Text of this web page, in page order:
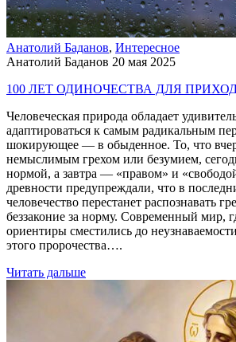
Анатолий Баданов, Интересное
Анатолий Баданов 20 мая 2025
100 ЛЕТ ОДИНОЧЕСТВА ДЛЯ
Человеческая природа обладает
адаптироваться к самым радикальным
шокирующее — в обыденное. То, что
немыслимым грехом или безумием,
нормой, а завтра — «правом» и
древности предупреждали, что в
человечество перестанет распознавать
беззаконие за норму. Современный мир,
ориентиры сместились до
этого пророчества….
Читать дальше